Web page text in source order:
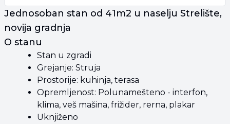
Jednosoban stan od 41m2 u naselju Strelište,
novija gradnja
O stanu
Stan u zgradi
Grejanje: Struja
Prostorije: kuhinja, terasa
Opremljenost: Polunamešteno - interfon,
klima, veš mašina, frižider, rerna, plakar
Uknjiženo